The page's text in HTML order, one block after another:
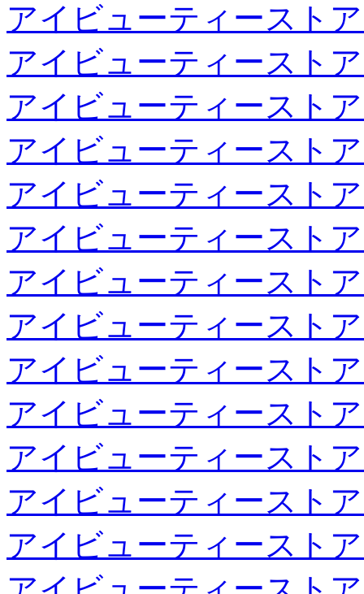
アイビューティースト
アイビューティースト
アイビューティースト
アイビューティースト
アイビューティースト
アイビューティースト
アイビューティースト
アイビューティースト
アイビューティースト
アイビューティースト
アイビューティースト
アイビューティースト
アイビューティースト